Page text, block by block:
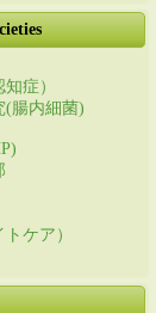
症）
(腸内細菌)
ケア）